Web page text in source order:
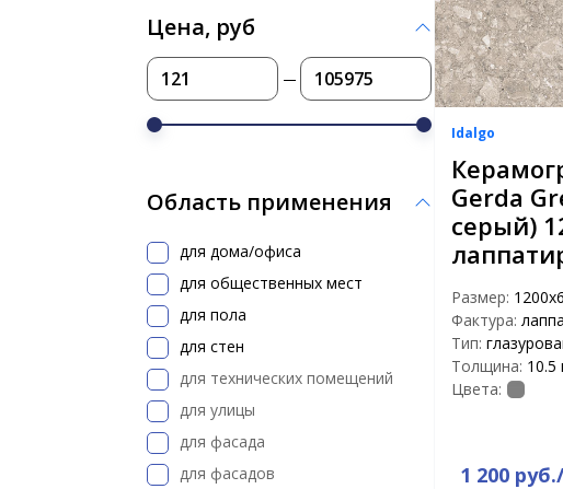
Цена, руб
Область применения
для дома/офиса
для общественных мест
для пола
для стен
для технических помещений
для улицы
для фасада
для фасадов
Idalgo
Gerda
серый)
Размер:
Фактура:
Тип:
Толщина: 10.5
Цвета:
1 200